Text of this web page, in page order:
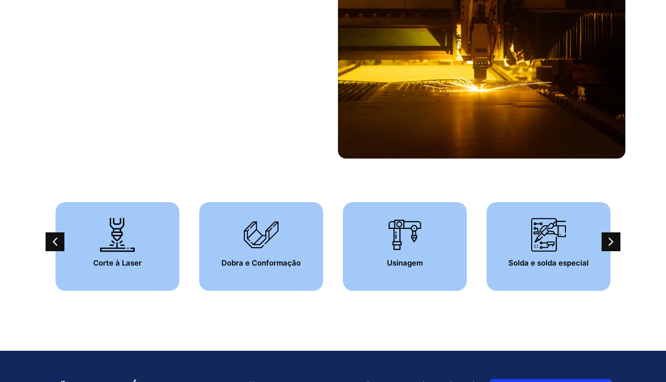
Corte à Laser Dobra e Conformação Usinagem Solda e solda especial